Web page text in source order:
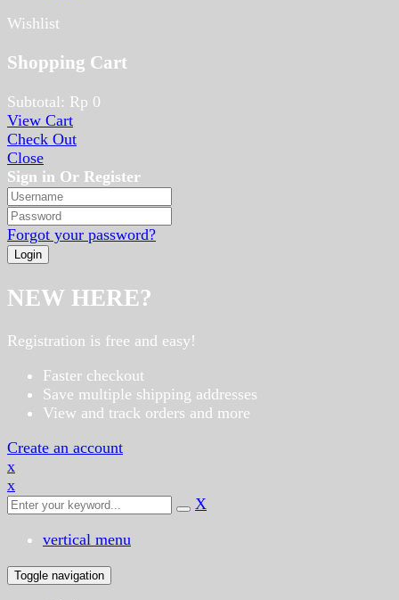
Wishlist
Shopping Cart
Subtotal: Rp 0
View Cart
Check Out
Close
Sign in Or Register
Forgot your password?
NEW HERE?
Registration is free and easy!
Faster checkout
Save multiple shipping addresses
View and track orders and more
Create an account
x
x
X
vertical menu
Toggle navigation